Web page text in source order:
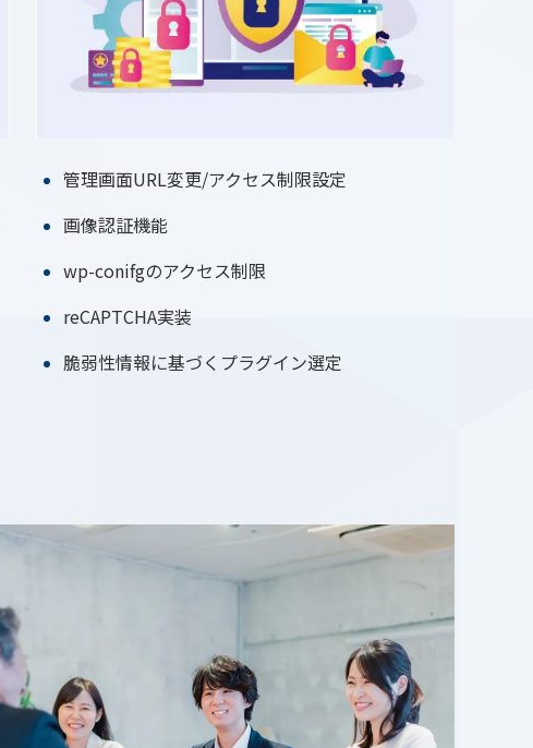
管理画面URL変更/アクセス制限設定
画像認証機能
wp-conifgのアクセス制限
reCAPTCHA実装
脆弱性情報に基づくプラグイン選定